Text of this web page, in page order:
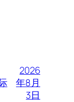
2026
年8月
3日